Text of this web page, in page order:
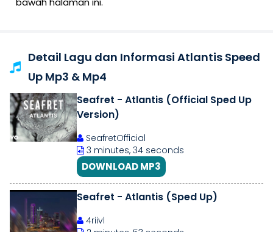
Detail Lagu dan Informasi Atlantis Speed
Up Mp3 & Mp4
Seafret - Atlantis (Official Sped Up
Version)
SeafretOfficial
3 minutes, 34 seconds
DOWNLOAD MP3
Seafret - Atlantis (Sped Up)
4riivl